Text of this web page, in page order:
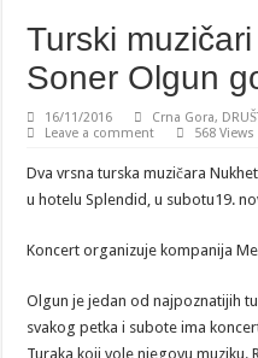
Turski
Soner Olgun
16/11/2016 Crna Gora,
Leave a comment
568 Views
Dva vrsna turska muzičara
u hotelu Splendid, u subotu19.
Koncert organizuje kompanija
Olgun je jedan od najpoznatijih
svakog petka i subote ima
Turaka koji vole njegovu muziku.